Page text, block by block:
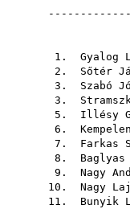
1. Gyalog
2. Sőtér
3. Szabó
3.
5. Illésy
6.
7. Farkas
8. Baglyas
9. Nagy
10. Nagy
11. Bunyik